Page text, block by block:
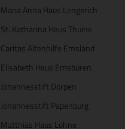
Maria Anna Haus Lengerich
St. Katharina Haus Thuine
Caritas Altenhilfe Emsland
Elisabeth Haus Emsbüren
Johannesstift Dörpen
Johannesstift Papenburg
Matthias Haus Lohne